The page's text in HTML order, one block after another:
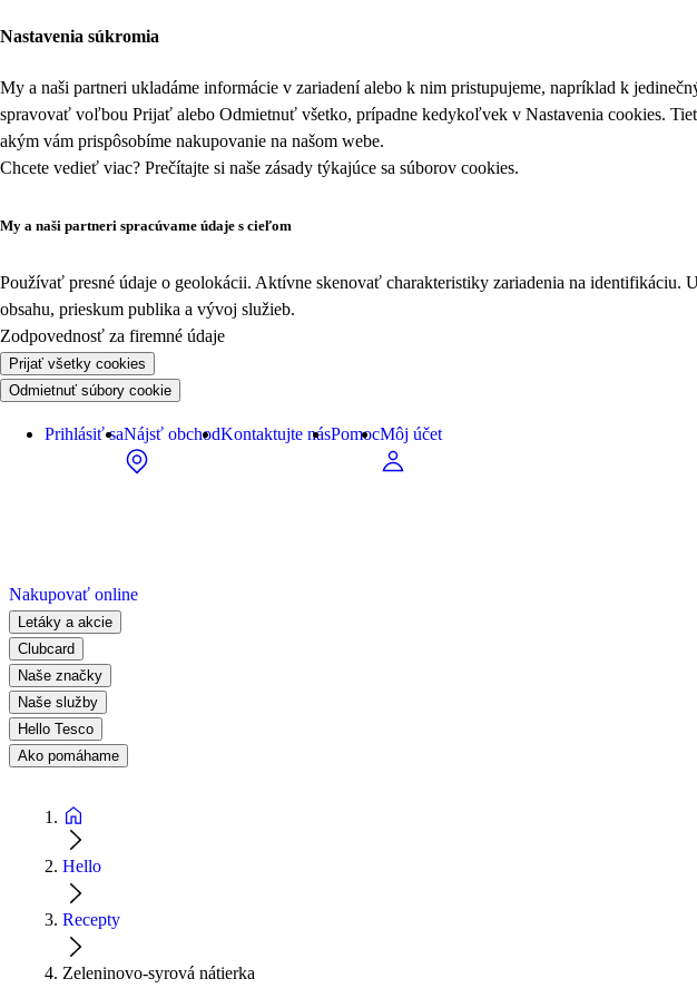
Nastavenia súkromia
My a naši partneri ukladáme informácie v zariadení alebo k nim pristupujeme, napríklad k
spravovať voľbou Prijať alebo Odmietnuť všetko, prípadne kedykoľvek v Nastavenia cookies.
akým vám prispôsobíme nakupovanie na našom webe.
Chcete vedieť viac? Prečítajte si naše zásady týkajúce sa súborov cookies.
My a naši partneri spracúvame údaje s cieľom
Používať presné údaje o geolokácii. Aktívne skenovať charakteristiky zariadenia na identifikáciu.
obsahu, prieskum publika a vývoj služieb.
Zodpovednosť za firemné údaje
Prijať všetky cookies
Odmietnuť súbory cookie
Prihlásiť saNájsť obchodKontaktujte násPomocMôj účet
Nakupovať online
Letáky a akcie
Clubcard
Naše značky
Naše služby
Hello Tesco
Ako pomáhame
Hello
Recepty
Zeleninovo-syrová nátierka